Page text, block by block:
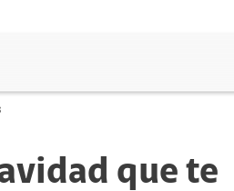
que te